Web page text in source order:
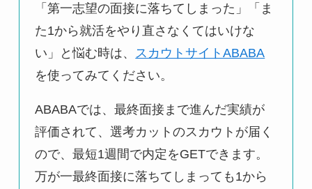
「第一志望の面接に落ちてしまった」「ま
た1から就活をやり直さなくてはいけな
い」と悩む時は、
スカウトサイトABABA
を使ってみてください。
ABABAでは、最終面接まで進んだ実績が
評価されて、選考カットのスカウトが届く
ので、最短1週間で内定をGETできます。
万が一最終面接に落ちてしまっても1から